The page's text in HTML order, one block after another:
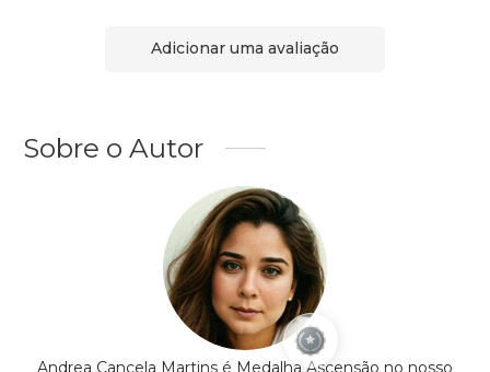
Adicionar uma avaliação
Sobre o Autor
Andrea Cancela Martins é Medalha Ascensão no nosso